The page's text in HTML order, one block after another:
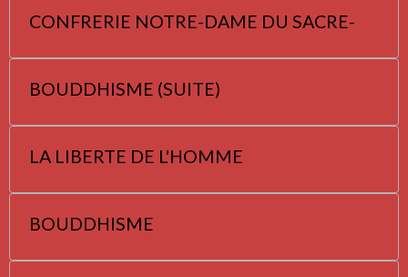
CONFRERIE NOTRE-DAME DU SACRE-
BOUDDHISME (SUITE)
LA LIBERTE DE L'HOMME
BOUDDHISME